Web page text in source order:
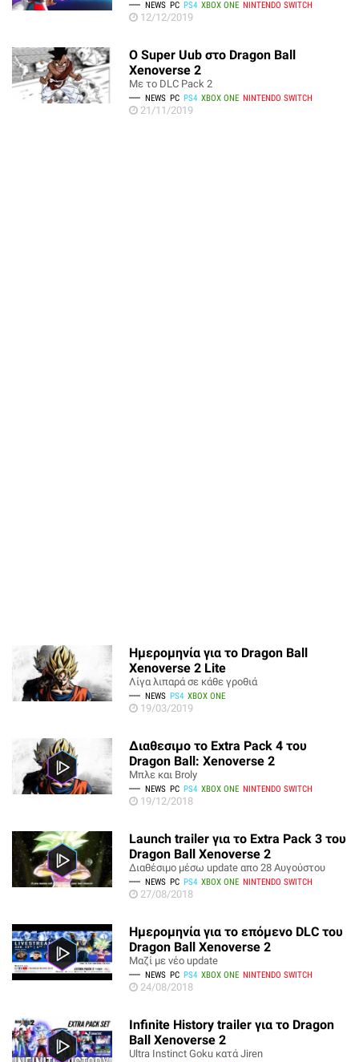
NEWS PC PS4 XBOX ONE NINTENDO SWITCH
12/12/2019
Ο Super Uub στο Dragon Ball
Xenoverse 2
Με το DLC Pack 2
NEWS PC PS4 XBOX ONE NINTENDO SWITCH
21/11/2019
Ημερομηνία για το Dragon Ball
Xenoverse 2 Lite
Λίγα λιπαρά σε κάθε γροθιά
NEWS PS4 XBOX ONE
19/03/2019
Διαθεσιμο το Extra Pack 4 του
Dragon Ball: Xenoverse 2
Μπλε και Broly
NEWS PC PS4 XBOX ONE NINTENDO SWITCH
19/12/2018
Launch trailer για το Extra Pack 3 του
Dragon Ball Xenoverse 2
Διαθέσιμο μέσω update απο 28 Αυγούστου
NEWS PC PS4 XBOX ONE NINTENDO SWITCH
27/08/2018
Ημερομηνία για το επόμενο DLC του
Dragon Ball Xenoverse 2
Μαζί με νέο update
NEWS PC PS4 XBOX ONE NINTENDO SWITCH
24/08/2018
Infinite History trailer για το Dragon
Ball Xenoverse 2
Ultra Instinct Goku κατά Jiren